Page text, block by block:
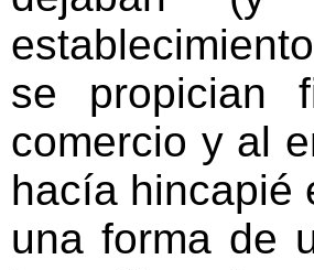
se propician
comercio y al
hacía hincapié
una forma de